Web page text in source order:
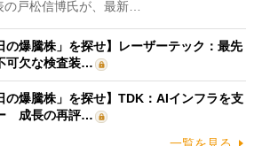
戸松信博氏が、最新…
の爆騰株」を探せ】レーザーテック：最先
可欠な検査装…
の爆騰株」を探せ】TDK：AIインフラを支
成長の再評…